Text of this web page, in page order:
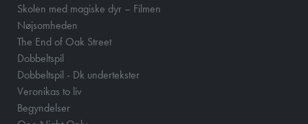
Skolen med magiske dyr – Filmen
Nøjsomheden
The End of Oak Street
Dobbeltspil
Dobbeltspil - Dk undertekster
Veronikas to liv
Begyndelser